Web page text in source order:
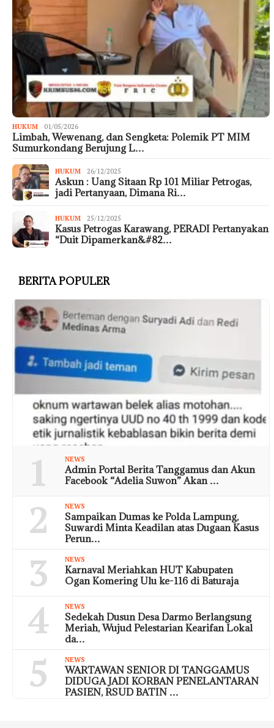
HUKUM 01/05/2026
Limbah, Wewenang, dan Sengketa: Polemik PT MIM
Sumurkondang Berujung L…
HUKUM 26/12/2025
Askun : Uang Sitaan Rp 101 Miliar Petrogas,
jadi Pertanyaan, Dimana Ri…
HUKUM 25/12/2025
Kasus Petrogas Karawang, PERADI Pertanyakan
“Duit Dipamerkan&#82…
BERITA POPULER
1 NEWS
Admin Portal Berita Tanggamus dan Akun
Facebook “Adelia Suwon” Akan …
2 NEWS
Sampaikan Dumas ke Polda Lampung,
Suwardi Minta Keadilan atas Dugaan Kasus
Perun…
3 NEWS
Karnaval Meriahkan HUT Kabupaten
Ogan Komering Ulu ke-116 di Baturaja
4 NEWS
Sedekah Dusun Desa Darmo Berlangsung
Meriah, Wujud Pelestarian Kearifan Lokal
da…
5 NEWS
WARTAWAN SENIOR DI TANGGAMUS
DIDUGA JADI KORBAN PENELANTARAN
PASIEN, RSUD BATIN …